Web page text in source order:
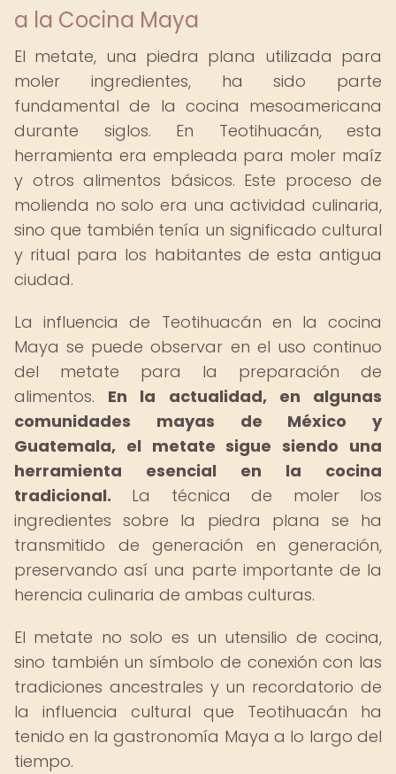
a la Cocina Maya
El metate, una piedra plana utilizada para
moler ingredientes, ha sido parte
fundamental de la cocina mesoamericana
durante siglos. En Teotihuacán, esta
herramienta era empleada para moler maíz
y otros alimentos básicos. Este proceso de
molienda no solo era una actividad culinaria,
sino que también tenía un significado cultural
y ritual para los habitantes de esta antigua
ciudad.
La influencia de Teotihuacán en la cocina
Maya se puede observar en el uso continuo
del metate para la preparación de
alimentos. En la actualidad, en algunas
comunidades mayas de México y
Guatemala, el metate sigue siendo una
herramienta esencial en la cocina
tradicional. La técnica de moler los
ingredientes sobre la piedra plana se ha
transmitido de generación en generación,
preservando así una parte importante de la
herencia culinaria de ambas culturas.
El metate no solo es un utensilio de cocina,
sino también un símbolo de conexión con las
tradiciones ancestrales y un recordatorio de
la influencia cultural que Teotihuacán ha
tenido en la gastronomía Maya a lo largo del
tiempo.